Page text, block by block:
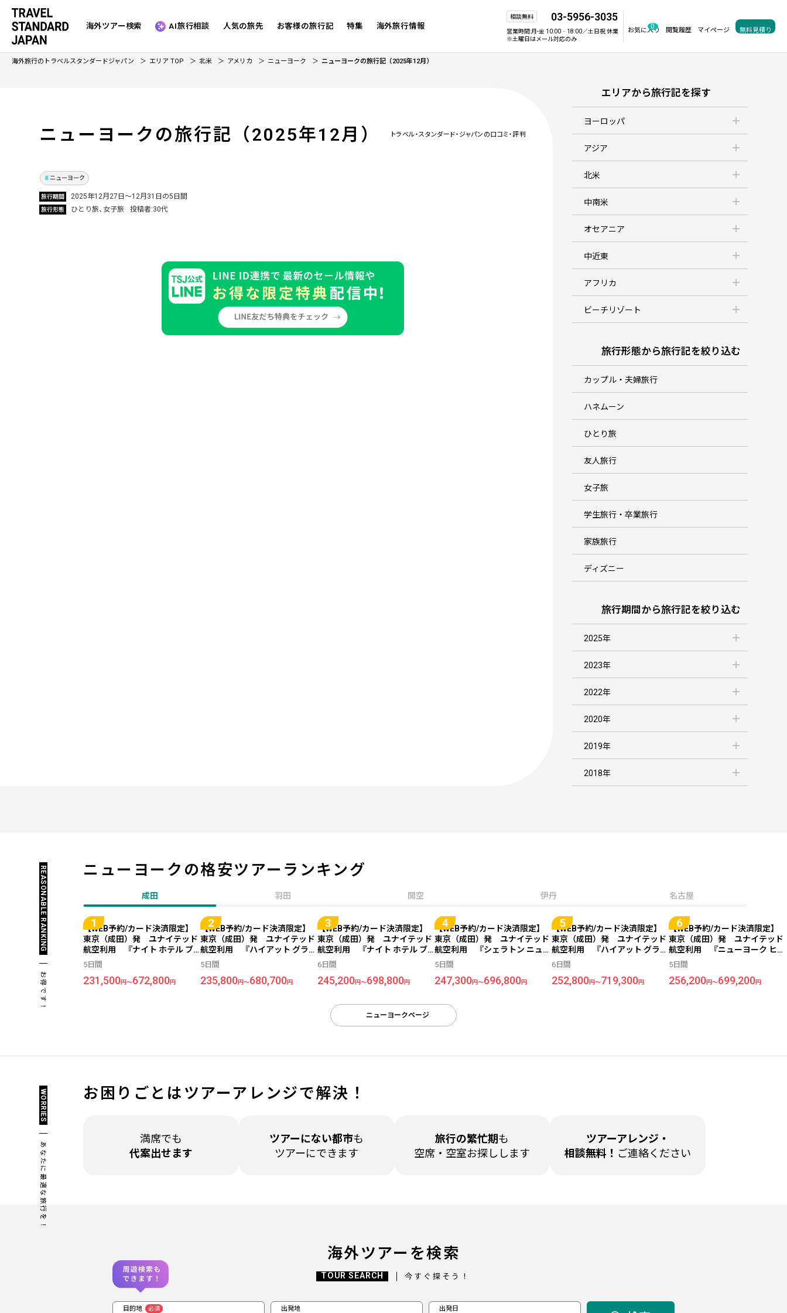
海外ツアー検索 AI旅行相談 人気の旅先 お客様の旅行記 特集 海外旅行情報
相談無料 03-5956-3035
営業時間:月-金 10:00‐18:00／土日祝 休業
※土曜日はメール対応のみ
お気に入り
0 閲覧履歴 マイページ 無料見積り
海外旅行のトラベルスタンダードジャパン エリア TOP 北米 アメリカ ニューヨーク ニューヨークの旅行記（2025年12月）
ニューヨークの旅行記 （2025年12月） トラベル・スタンダード・ジャパンの口コミ・評判
Vol.1306
大好きなアニメの聖地巡礼旅へ！7年越しの夢
ニューヨーク
旅行期間 2025年12月27日～12月31日の5日間
旅行形態 ひとり旅 女子旅 投稿者 30代
エリアから旅行記を探す
ヨーロッパ
アジア
北米
中南米
オセアニア
中近東
アフリカ
ビーチリゾート
旅行形態から旅行記を絞り込む
カップル・夫婦旅行
ハネムーン
ひとり旅
友人旅行
女子旅
学生旅行・卒業旅行
家族旅行
ディズニー
旅行期間から旅行記を絞り込む
2025年
2023年
2022年
2020年
2019年
2018年
ニューヨークの格安ツアーランキング
REASONABLE RANKING
お得です！
成田 羽田 関空 伊丹 名古屋
【WEB予約/カード決済限定】
東京（成田）発 ユナイテッド
航空利用 『ナイト ホテル ブ
ロードウェイ ニューヨークシテ
ィ』指定 ＜ニューヨーク＞
5日間
5日間
231,500円～672,800円
【WEB予約/カード決済限定】
東京（成田）発 ユナイテッド
航空利用 『ハイアット グラン
ド セントラル ニューヨーク
（旧：グランド ハイアット ニ
ューヨーク）』指定 ＜ニュー
5日間
235,800円～680,700円
【WEB予約/カード決済限定】
東京（成田）発 ユナイテッド
航空利用 『ナイト ホテル ブ
ロードウェイ ニューヨークシテ
ィ』指定 ＜ニューヨーク＞
6日間
6日間
245,200円～698,800円
【WEB予約/カード決済限定】
東京（成田）発 ユナイテッド
航空利用 『シェラトン ニュー
ヨーク タイムズ スクエア ホテ
ル』指定 ＜ニューヨーク＞
5日間
5日間
247,300円～696,800円
【WEB予約/カード決済限定】
東京（成田）発 ユナイテッド
航空利用 『ハイアット グラン
ド セントラル ニューヨーク
（旧：グランド ハイアット ニ
ューヨーク）』指定 ＜ニュー
6日間
252,800円～719,300円
【WEB予約/カード決済限定】
東京（成田）発 ユナイテッド
航空利用 『ニューヨーク ヒル
トン ミッドタウン』指定 ＜ニ
ューヨーク＞ 5日間
5日間
256,200円～699,200円
ニューヨークページ
お困りごとは ツアーアレンジで解決！
WORRIES
あなたに最適な旅行を！
満席でも
代案出せます
ツアーにない都市も
ツアーにできます
旅行の繁忙期も
空席・空室お探しします
ツアーアレンジ・
相談無料！ ご連絡ください
海外ツアーを検索
TOUR SEARCH 今すぐ探そう！
目的地 必須 出発地 出発日